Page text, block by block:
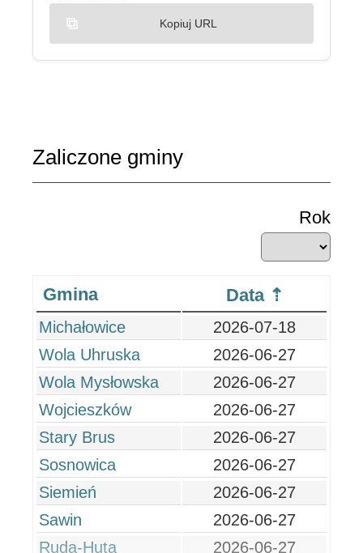
Kopiuj URL
Zaliczone gminy
Rok
Gmina Data
Michałowice
2026-07-18
Wola Uhruska
2026-06-27
Wola Mysłowska
2026-06-27
Wojcieszków
2026-06-27
Stary Brus
2026-06-27
Sosnowica
2026-06-27
Siemień
2026-06-27
Sawin
2026-06-27
Ruda-Huta
2026-06-27